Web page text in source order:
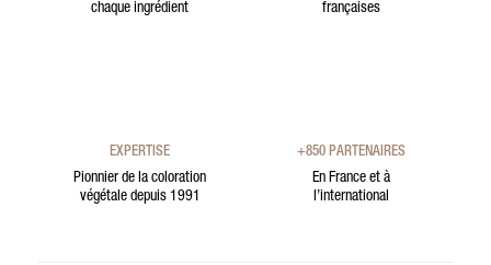
chaque ingrédient
françaises
EXPERTISE
Pionnier de la coloration
végétale depuis 1991
+850 PARTENAIRES
En France et à
l’international